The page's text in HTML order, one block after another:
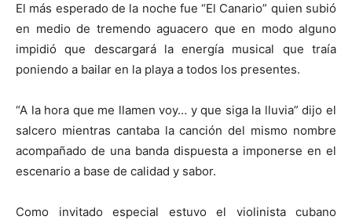
El más esperado de la noche fue “El Canario” quien subió
en medio de tremendo aguacero que en modo alguno
impidió que descargará la energía musical que traía
poniendo a bailar en la playa a todos los presentes.
“A la hora que me llamen voy… y que siga la lluvia” dijo el
salcero mientras cantaba la canción del mismo nombre
acompañado de una banda dispuesta a imponerse en el
escenario a base de calidad y sabor.
Como invitado especial estuvo el violinista cubano